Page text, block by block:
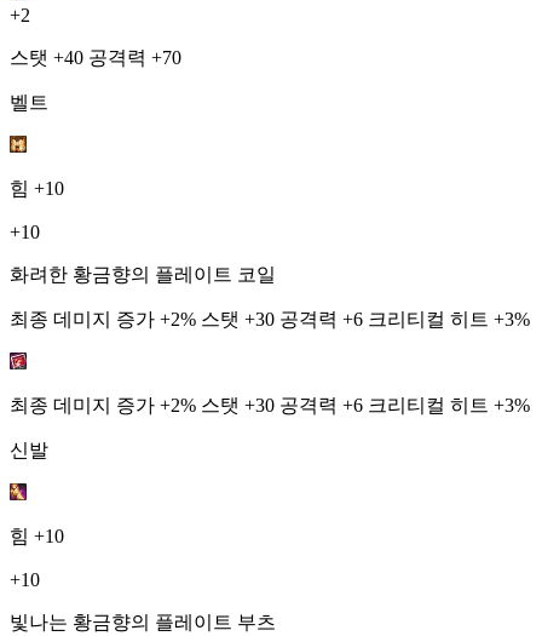
+2
스탯 +40 공격력 +70
벨트
힘 +10
+10
화려한 황금향의 플레이트 코일
최종 데미지 증가 +2% 스탯 +30 공격력 +6 크리티컬 히트 +3%
최종 데미지 증가 +2% 스탯 +30 공격력 +6 크리티컬 히트 +3%
신발
힘 +10
+10
빛나는 황금향의 플레이트 부츠